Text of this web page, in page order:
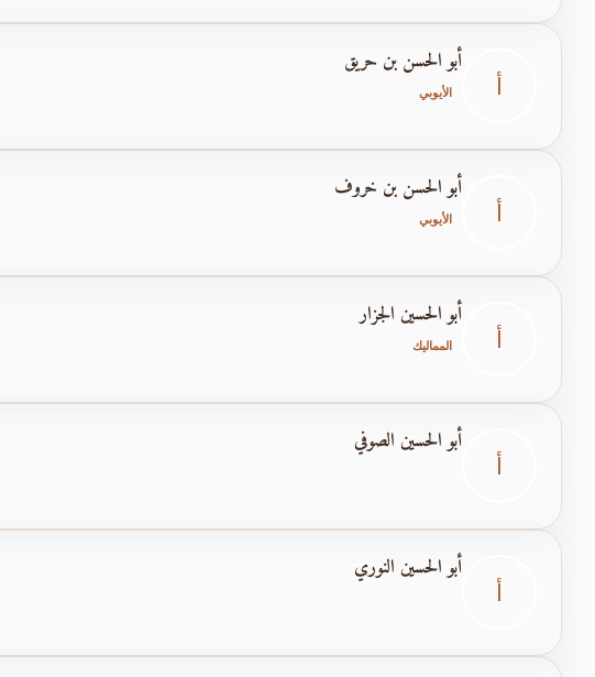
أ
أبو الحسن بن حريق
الأيوبي
أ
أبو الحسن بن خروف
الأيوبي
أ
أبو الحسين الجزار
المماليك
أ
أبو الحسين الصوفي
أ
أبو الحسين النوري